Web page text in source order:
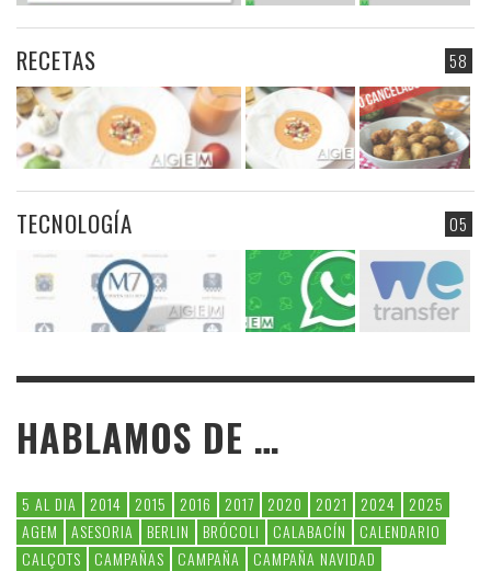
58
RECETAS
05
TECNOLOGÍA
HABLAMOS DE …
5 AL DIA 2014 2015 2016 2017 2020 2021 2024
2025
AGEM
ASESORIA BERLIN BRÓCOLI CALABACÍN
CALENDARIO
CALÇOTS
CAMPAÑAS CAMPAÑA
CAMPAÑA NAVIDAD